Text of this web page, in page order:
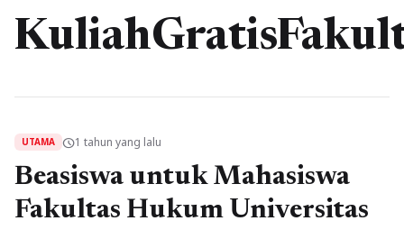
UTAMA schedule1 tahun yang lalu
Beasiswa untuk Mahasiswa
Fakultas Hukum Universitas